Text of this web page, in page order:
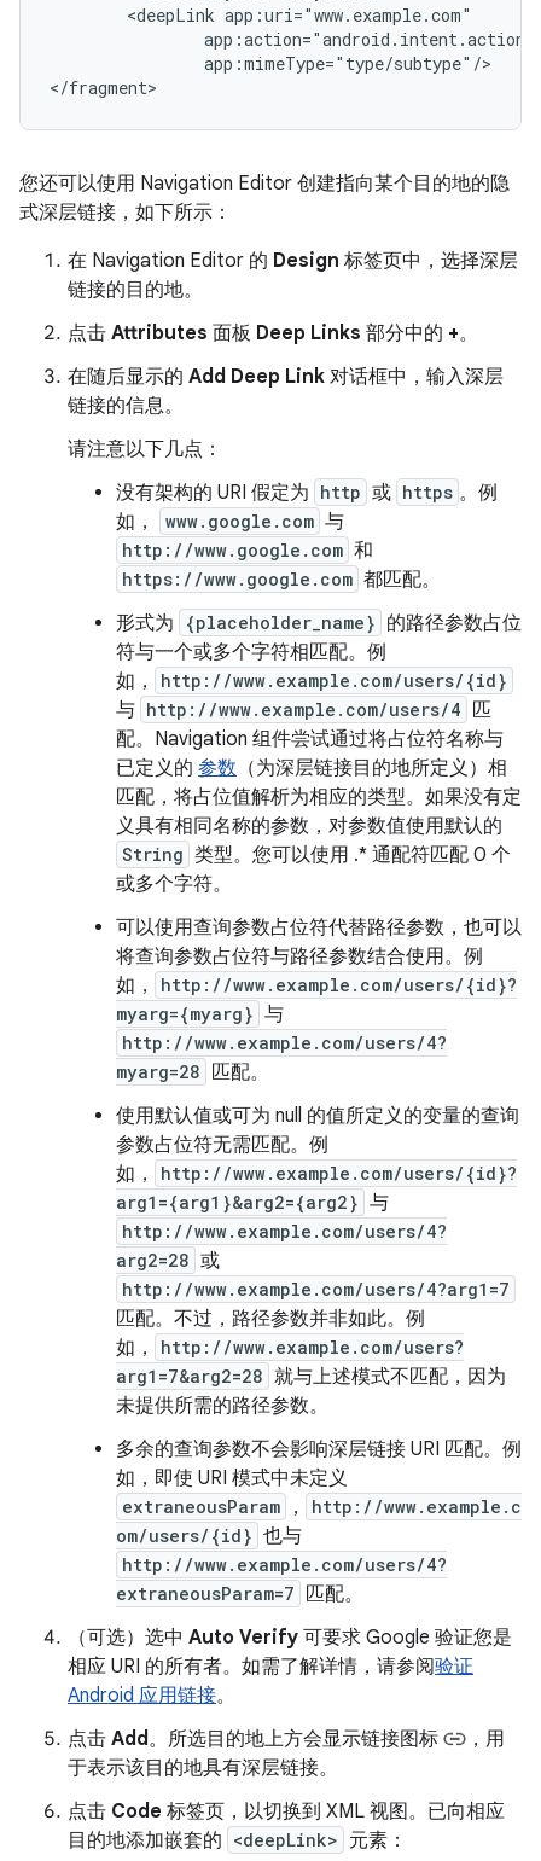
<deepLink
app:mimeType="type/subtype"/>
您还可以使用 Navigation Editor 创建指向某个目的地的隐
式深层链接，如下所示：
在 Navigation Editor 的 Design 标签页中，选择深层
链接的目的地。
点击 Attributes 面板 Deep Links 部分中的 +。
在随后显示的 Add Deep Link 对话框中，输入深层
链接的信息。
请注意以下几点：
没有架构的 URI 假定为 http 或 https 。例
如，
www.google.com 与
http://www.google.com 和
https://www.google.com 都匹配。
形式为
{placeholder_name} 的路径参数占位
符与一个或多个字符相匹配。例
如，
http://www.example.com/users/{id}
与 http://www.example.com/users/4 匹
配。Navigation 组件尝试通过将占位符名称与
已定义的 参数 （为深层链接目的地所定义）相
匹配，将占位值解析为相应的类型。如果没有定
义具有相同名称的参数，对参数值使用默认的
String 类型。您可以使用 .* 通配符匹配 0 个
或多个字符。
可以使用查询参数占位符代替路径参数，也可以
将查询参数占位符与路径参数结合使用。例
如，
http://www.example.com/users/{id}?
myarg={myarg} 与
http://www.example.com/users/4?
myarg=28 匹配。
使用默认值或可为 null 的值所定义的变量的查询
参数占位符无需匹配。例
如，
http://www.example.com/users/{id}?
arg1={arg1}&arg2={arg2} 与
http://www.example.com/users/4?
arg2=28 或
http://www.example.com/users/4?arg1=7
匹配。不过，路径参数并非如此。例
如，
http://www.example.com/users?
arg1=7&arg2=28 就与上述模式不匹配，因为
未提供所需的路径参数。
多余的查询参数不会影响深层链接 URI 匹配。例
如，即使 URI 模式中未定义
extraneousParam ，
http://www.example.c
om/users/{id} 也与
http://www.example.com/users/4?
extraneousParam=7 匹配。
（可选）选中 Auto Verify 可要求 Google 验证您是
相应 URI 的所有者。如需了解详情，请参阅验证
Android 应用链接。
点击 Add。所选目的地上方会显示链接图标
，用
于表示该目的地具有深层链接。
点击 Code 标签页，以切换到 XML 视图。已向相应
目的地添加嵌套的 <deepLink> 元素：